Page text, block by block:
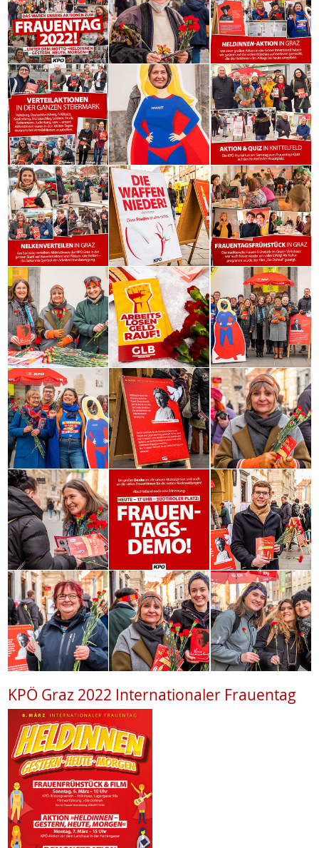
KPÖ Graz 2022 Internationaler Frauentag